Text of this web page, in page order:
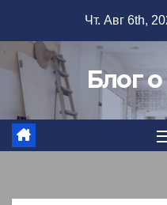
содержимому
Чт. Авг 6th,
Блог